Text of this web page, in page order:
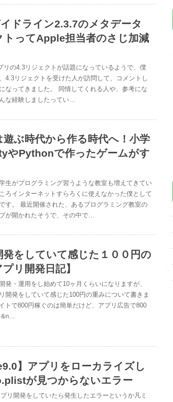
ドライン2.3.7のメタデータ
トってApple担当者のさじ加減
リの4.3リジェクトが話題になっているようで、僕
4.3リジェクトを受けた人が訪問して、コメントし
なってきました。 同情してくれる人や、参考にな
な経験しましたってい…
遊ぶ時代から作る時代へ！小学
やPythonで作ったゲームがす
生がプログラミング習うような教室も増えてきてい
ろインターネットすらろくに使えなかった僕として
す。 最近開催された、あるプログラミング教室の
が開かれたそうで、その中で…
発をしていて感じた１００円の
リ開発日記】
発・運用をし始めて10ヶ月くらいになりますが、
開発をしていて感じた100円の重みについて書きま
で800円稼ぐのは簡単だけど、アプリ広告で800
&n…
】アプリをローカライズし
が見つからないエラー
リ開発をしていたら発生したエラーというか凡ミ